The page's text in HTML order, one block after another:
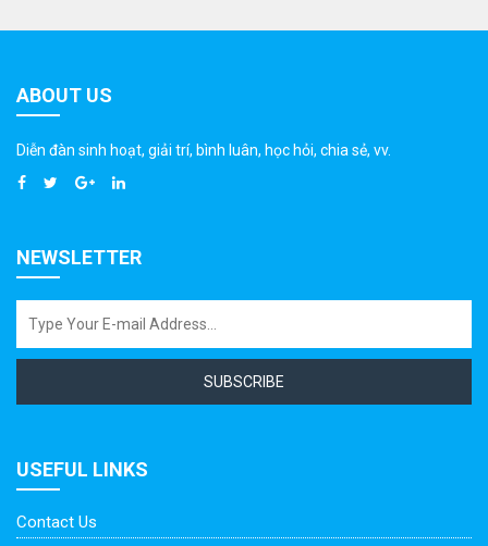
ABOUT US
Diễn đàn sinh hoạt, giải trí, bình luân, học hỏi, chia sẻ, vv.
NEWSLETTER
SUBSCRIBE
USEFUL LINKS
Contact Us